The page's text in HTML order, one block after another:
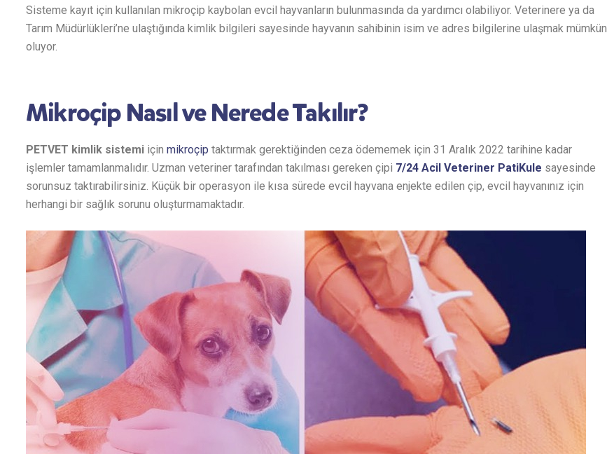
Sisteme kayıt için kullanılan mikroçip kaybolan evcil hayvanların bulunmasında da yardımcı olabiliyor. Veterinere ya da
Tarım Müdürlükleri’ne ulaştığında kimlik bilgileri sayesinde hayvanın sahibinin isim ve adres bilgilerine ulaşmak mümkün
oluyor.
Mikroçip Nasıl ve Nerede Takılır?
PETVET kimlik sistemi için mikroçip taktırmak gerektiğinden ceza ödememek için 31 Aralık 2022 tarihine kadar
işlemler tamamlanmalıdır. Uzman veteriner tarafından takılması gereken çipi 7/24 Acil Veteriner PatiKule sayesinde
sorunsuz taktırabilirsiniz. Küçük bir operasyon ile kısa sürede evcil hayvana enjekte edilen çip, evcil hayvanınız için
herhangi bir sağlık sorunu oluşturmamaktadır.